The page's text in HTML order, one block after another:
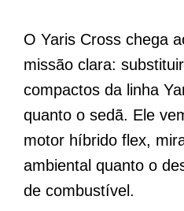
O Yaris Cross chega
missão clara:
compactos da linha
quanto o sedã. Ele
motor híbrido flex,
ambiental quanto o
de combustível.